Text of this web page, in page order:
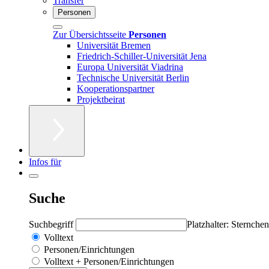
Personen
Zur Übersichtsseite Personen
Universität Bremen
Friedrich-Schiller-Universität Jena
Europa Universität Viadrina
Technische Universität Berlin
Kooperationspartner
Projektbeirat
Infos für
Suche
Suchbegriff
Platzhalter:
Volltext
Personen/Einrichtungen
Volltext + Personen/Einrichtungen